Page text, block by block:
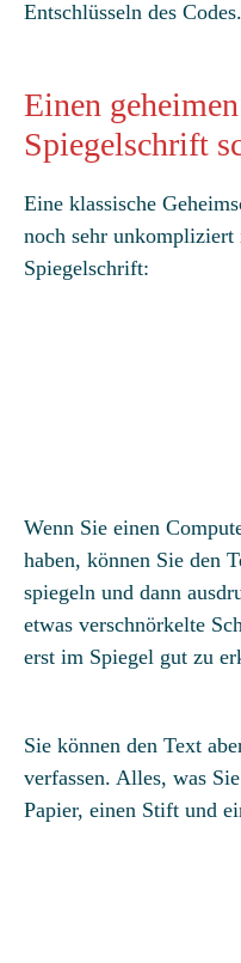
Entschlüsseln des Codes.
Einen
Spiegelschrift
Eine klassische
noch sehr
Spiegelschrift:
Wenn Sie einen
haben, können Sie den
spiegeln und dann
etwas verschnörkelte
erst im Spiegel gut zu
Sie können den Text
verfassen. Alles, was
Papier, einen Stift und